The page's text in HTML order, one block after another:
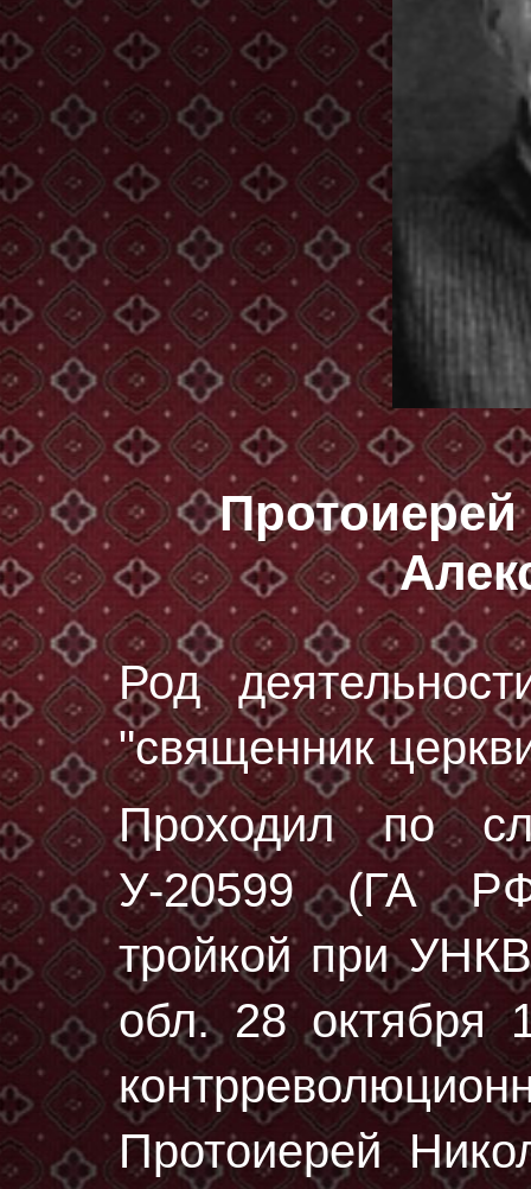
Род
"священник
Проходил по
У-20599 (ГА
тройкой при
обл. 28 октября
Протоиерей